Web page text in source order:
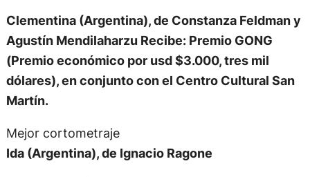
Clementina (Argentina), de Constanza Feldman y
Agustín Mendilaharzu Recibe: Premio GONG
(Premio económico por usd $3.000, tres mil
dólares), en conjunto con el Centro Cultural San
Martín.
Mejor cortometraje
Ida (Argentina), de Ignacio Ragone